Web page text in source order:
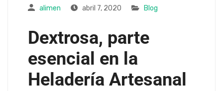
alimen abril 7, 2020 Blog
Dextrosa, parte
esencial en la
Heladería Artesanal